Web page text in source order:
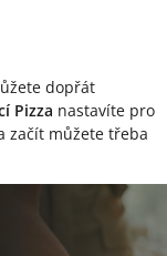
dopřát
Pizza nastavíte pro
začít můžete třeba